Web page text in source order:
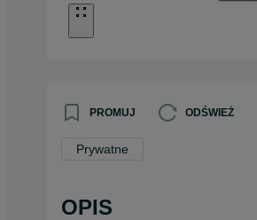
PROMUJ ODŚWIEŻ
Prywatne
OPIS